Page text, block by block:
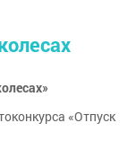
«Отпуск